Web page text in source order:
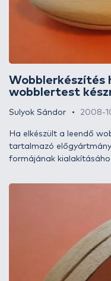
Wobblerkészítés
wobblertest
Sulyok Sándor 2008-
Ha elkészült a leendő
tartalmazó
formájának
igényel, de nem kell